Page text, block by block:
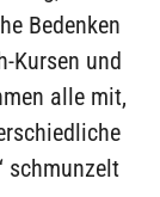
Bedenken
Kursen und
alle mit,
schmunzelt